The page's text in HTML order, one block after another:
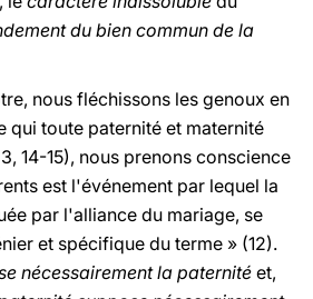
du bien commun de la
nous fléchissons les genoux en
qui toute paternité et maternité
14-15), nous prenons conscience
est l'événement par lequel la
par l'alliance du mariage, se
et spécifique du terme » (12).
nécessairement la paternité et,